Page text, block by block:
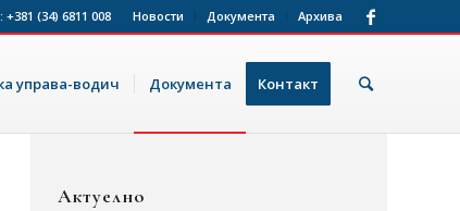
Новости Документа Архива
+381 (34) 6811 008
управа-водич Документа Контакт
Актуелно